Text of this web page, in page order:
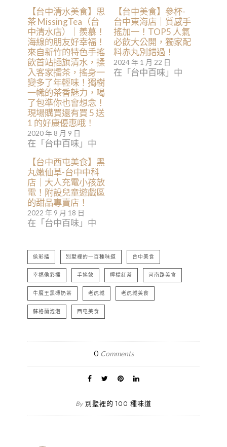
【台中清水美食】思
茶 MissingTea（台
中清水店）｜羨慕！
海線的朋友好幸福！
來自新竹的特色手搖
飲首站插旗清水，揉
入客家擂茶，搖身一
變多了年輕味！獨樹
一幟的茶香魅力，喝
了包準你也會想念！
現場購買還有買 5 送
1 的好康優惠哦！
2020 年 8 月 9 日
在「台中百味」中
【台中美食】參杯-
台中東海店｜質感手
搖加一！TOP5 人氣
必飲大公開，獨家配
料赤丸別錯過！
2024 年 1 月 22 日
在「台中百味」中
【台中西屯美食】黑
丸嫩仙草-台中中科
店｜大人充電小孩放
電！附設兒童遊戲區
的甜品專賣店！
2022 年 9 月 18 日
在「台中百味」中
侯彩擂 別墅裡的一百種味道 台中美食
幸福侯彩擂 手搖飲 檸檬紅茶 河南路美食
牛魔王黑磚奶茶 老虎城 老虎城美食
蘇格蘭泡泡 西屯美食
0 Comments
By 別墅裡的 100 種味道